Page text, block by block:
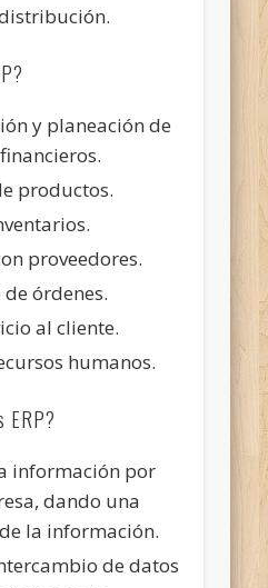
y planeación de
productos.
proveedores.
órdenes.
al cliente.
humanos.
ERP?
información por
dando una
la información.
de datos